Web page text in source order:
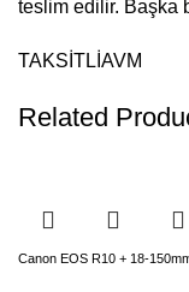
teslim edilir. Başka
TAKSİTLİAVM
Related
Canon EOS R10 + 18-